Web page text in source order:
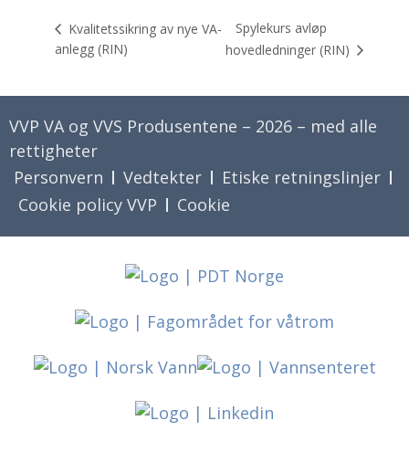
Kvalitetssikring av nye VA-
anlegg (RIN)
Spylekurs avløp
hovedledninger (RIN)
VVP VA og VVS Produsentene – 2026 – med alle
rettigheter
Personvern
Vedtekter
Etiske retningslinjer
Cookie policy VVP
Cookie